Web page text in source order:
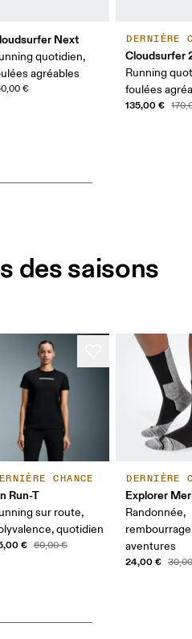
Next
quotidien,
agréables
€
DERNIÈRE
Cloudsurfer
Running
foulées
135,00 €
des saisons
CHANCE
Run-T
sur route,
quotidien
€ 60,00 €
DERNIÈRE
Explorer
Randonnée,
aventures
24,00 €